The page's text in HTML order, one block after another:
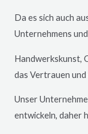
Da es sich auch
Unternehmens
Handwerkskunst,
das Vertrauen
Unser
entwickeln, daher